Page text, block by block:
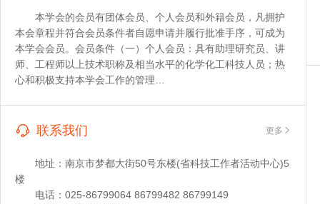
本学会的会员有团体会员、个人会员和外籍会员，凡拥护
本会章程并符合会员条件者自愿申请并履行批准手序，可成为
本学会会员。会员条件（一）个人会员：具有助理研究员、讲
师、工程师以上技术职称及相当水平的化学化工科技人员；热
心和积极支持本学会工作的管理…
联系我们 更多
地址：南京市梦都大街50号东楼(省科技工作者活动中心)5
楼
电话：025-86799064 86799482 86799149